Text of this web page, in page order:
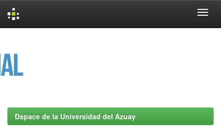
Dspace de la Universidad del Azuay